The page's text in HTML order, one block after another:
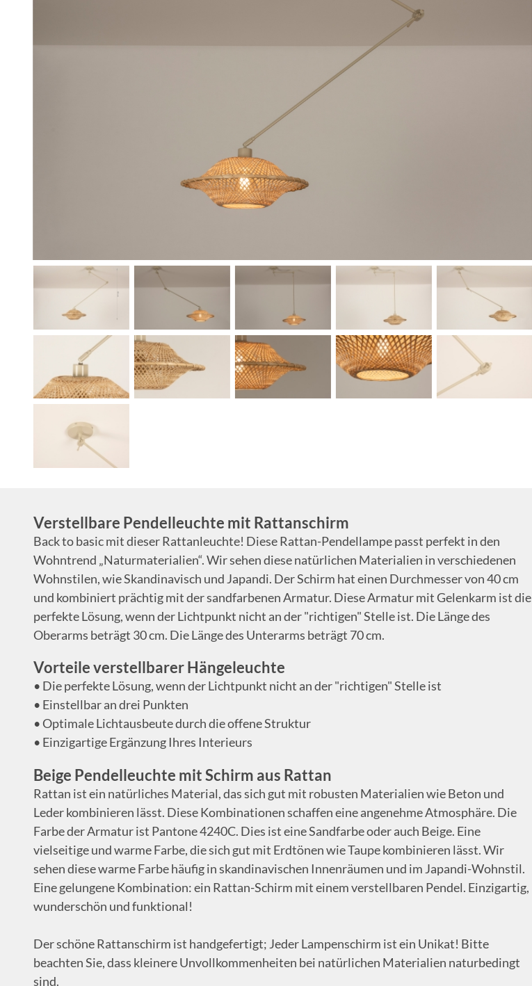
Verstellbare Pendelleuchte mit Rattanschirm
Back to basic mit dieser Rattanleuchte! Diese Rattan-Pendellampe passt perfekt in den
Wohntrend „Naturmaterialien“. Wir sehen diese natürlichen Materialien in verschiedenen
Wohnstilen, wie Skandinavisch und Japandi. Der Schirm hat einen Durchmesser von 40 cm
und kombiniert prächtig mit der sandfarbenen Armatur. Diese Armatur mit Gelenkarm ist die
perfekte Lösung, wenn der Lichtpunkt nicht an der "richtigen" Stelle ist. Die Länge des
Oberarms beträgt 30 cm. Die Länge des Unterarms beträgt 70 cm.
Vorteile verstellbarer Hängeleuchte
• Die perfekte Lösung, wenn der Lichtpunkt nicht an der "richtigen" Stelle ist
• Einstellbar an drei Punkten
• Optimale Lichtausbeute durch die offene Struktur
• Einzigartige Ergänzung Ihres Interieurs
Beige Pendelleuchte mit Schirm aus Rattan
Rattan ist ein natürliches Material, das sich gut mit robusten Materialien wie Beton und
Leder kombinieren lässt. Diese Kombinationen schaffen eine angenehme Atmosphäre. Die
Farbe der Armatur ist Pantone 4240C. Dies ist eine Sandfarbe oder auch Beige. Eine
vielseitige und warme Farbe, die sich gut mit Erdtönen wie Taupe kombinieren lässt. Wir
sehen diese warme Farbe häufig in skandinavischen Innenräumen und im Japandi-Wohnstil.
Eine gelungene Kombination: ein Rattan-Schirm mit einem verstellbaren Pendel. Einzigartig,
wunderschön und funktional!
Der schöne Rattanschirm ist handgefertigt; Jeder Lampenschirm ist ein Unikat! Bitte
beachten Sie, dass kleinere Unvollkommenheiten bei natürlichen Materialien naturbedingt
sind.